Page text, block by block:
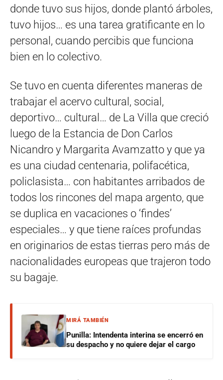
donde tuvo sus hijos, donde plantó árboles,
tuvo hijos… es una tarea gratificante en lo
personal, cuando percibis que funciona
bien en lo colectivo.
Se tuvo en cuenta diferentes maneras de
trabajar el acervo cultural, social,
deportivo… cultural… de La Villa que creció
luego de la Estancia de Don Carlos
Nicandro y Margarita Avamzatto y que ya
es una ciudad centenaria, polifacética,
policlasista… con habitantes arribados de
todos los rincones del mapa argento, que
se duplica en vacaciones o ‘findes’
especiales… y que tiene raíces profundas
en originarios de estas tierras pero más de
nacionalidades europeas que trajeron todo
su bagaje.
MIRÁ TAMBIÉN
Punilla: Intendenta interina se encerró en
su despacho y no quiere dejar el cargo